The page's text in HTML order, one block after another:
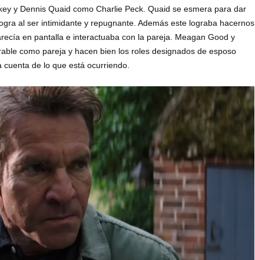
y Dennis Quaid como Charlie Peck. Quaid se esmera para dar
al ser intimidante y repugnante. Además este lograba hacernos
en pantalla e interactuaba con la pareja. Meagan Good y
como pareja y hacen bien los roles designados de esposo
de lo que está ocurriendo.